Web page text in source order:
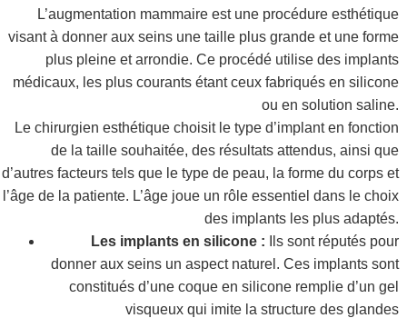
L’augmentation mammaire est une procédure esthétique
visant à donner aux seins une taille plus grande et une forme
plus pleine et arrondie. Ce procédé utilise des implants
médicaux, les plus courants étant ceux fabriqués en silicone
ou en solution saline.
Le chirurgien esthétique choisit le type d’implant en fonction
de la taille souhaitée, des résultats attendus, ainsi que
d’autres facteurs tels que le type de peau, la forme du corps et
l’âge de la patiente. L’âge joue un rôle essentiel dans le choix
des implants les plus adaptés.
Les implants en silicone :
Ils sont réputés pour
donner aux seins un aspect naturel. Ces implants sont
constitués d’une coque en silicone remplie d’un gel
visqueux qui imite la structure des glandes